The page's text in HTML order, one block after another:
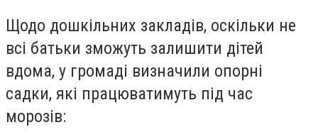
Щодо дошкільних закладів, оскільки не
всі батьки зможуть залишити дітей
вдома, у громаді визначили опорні
садки, які працюватимуть під час
морозів: